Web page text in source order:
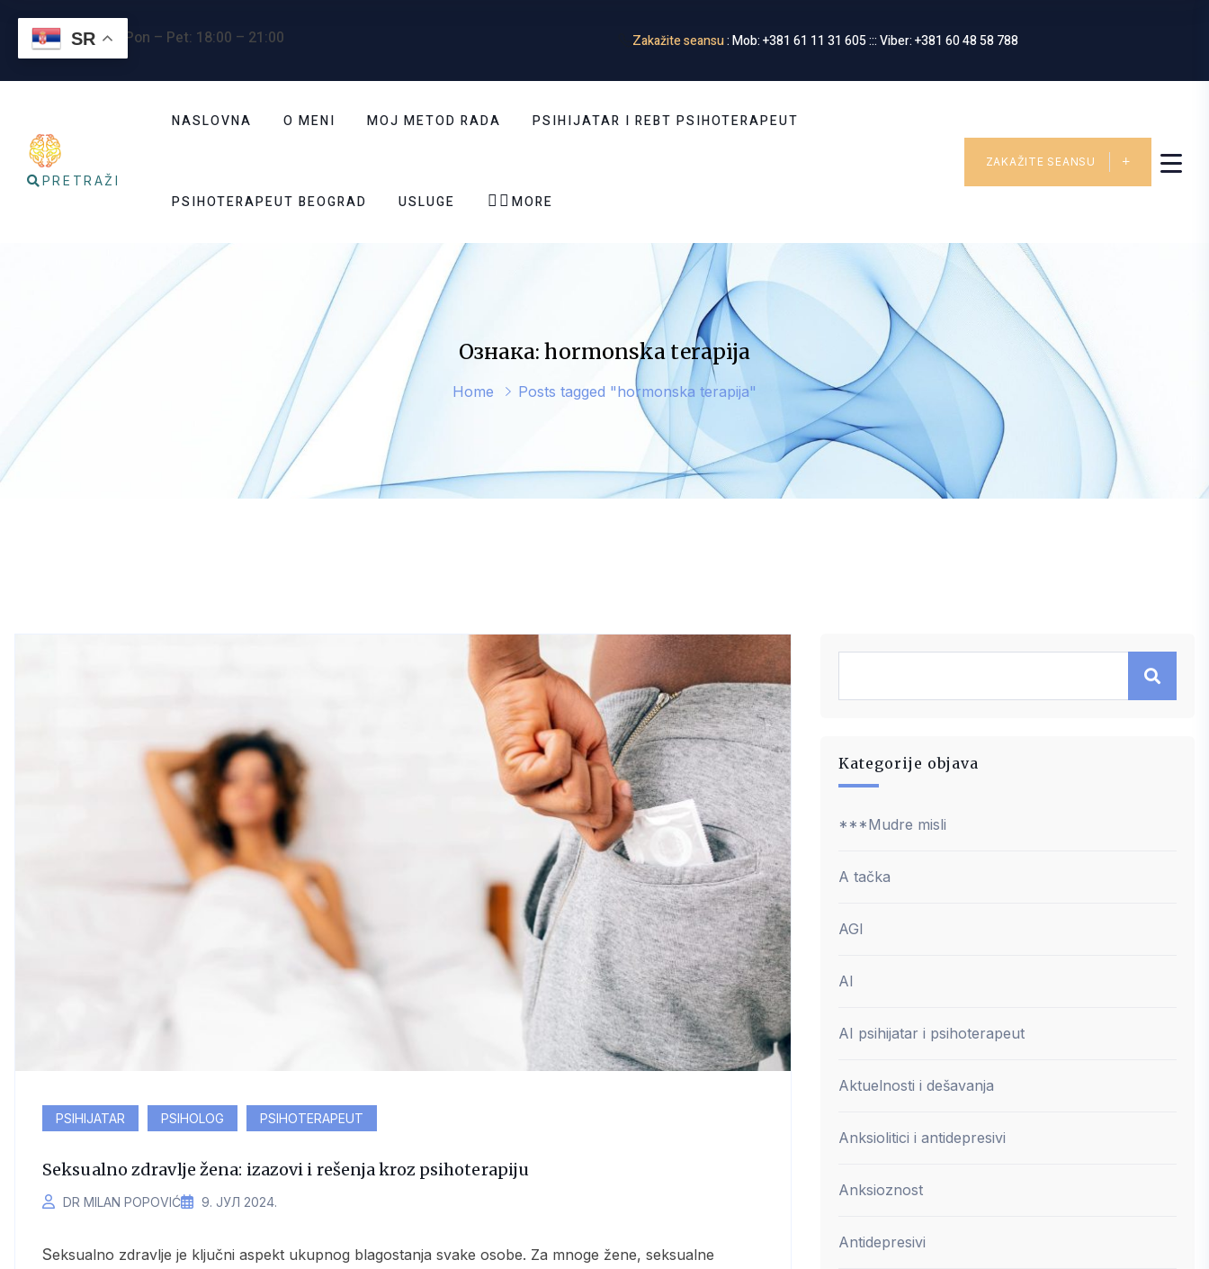
Radno vreme : Pon – Pet: 18:00 – 21:00 Zakažite seansu: Mob: +381 61 11 31 605 ::: Viber: +381 60 48 58 788
PRETRAŽI
NASLOVNA O MENI MOJ METOD RADA PSIHIJATAR I REBT PSIHOTERAPEUT
PSIHOTERAPEUT BEOGRAD USLUGE   MORE
ZAKAŽITE SEANSU
Ознака: hormonska terapija
Home Posts tagged "hormonska terapija"
PSIHIJATAR PSIHOLOG PSIHOTERAPEUT
Seksualno zdravlje žena: izazovi i rešenja kroz psihoterapiju
DR MILAN POPOVIĆ 9. ЈУЛ 2024.
Seksualno zdravlje je ključni aspekt ukupnog blagostanja svake osobe. Za mnoge žene, seksualne
Kategorije objava
***Mudre misli
A tačka
AGI
AI
AI psihijatar i psihoterapeut
Aktuelnosti i dešavanja
Anksiolitici i antidepresivi
Anksioznost
Antidepresivi
SR